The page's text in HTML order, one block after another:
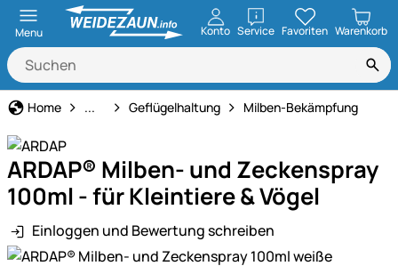
Menu Konto ServiceöffnenFavoriten Warenkorb
Home Tierbedarf
... Geflügelhaltung Milben-Bekämpfung
ARDAP® Milben- und Zeckenspray
100ml - für Kleintiere & Vögel
Einloggen und Bewertung schreiben
Produktgalerie